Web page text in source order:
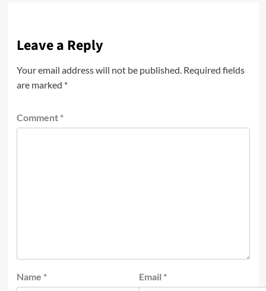
Leave a Reply
Your email address will not be published. Required fields
are marked *
Comment *
Name * Email *